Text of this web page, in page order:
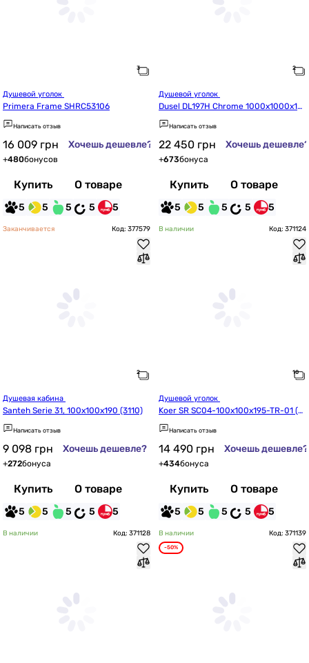
Primera Frame SHRC53106
Написать отзыв
16 009 грн Хочешь дешевле?
+480бонусов
Купить О товаре
5 5 5 5 5
Dusel DL197H Chrome 1000x1000x19
00
Написать отзыв
22 450 грн Хочешь дешевле?
+673бонуса
Купить О товаре
5 5 5 5 5
Заканчивается Код: 377579
Santeh Serie 31, 100x100x190 (3110)
Написать отзыв
9 098 грн Хочешь дешевле?
+272бонуса
Купить О товаре
5 5 5 5 5
В наличии Код: 371124
Koer SR SC04-100x100x195-TR-01 (K
R5361)
Написать отзыв
14 490 грн Хочешь дешевле?
+434бонуса
Купить О товаре
5 5 5 5 5
В наличии Код: 371128 В наличии Код: 371139
-50%